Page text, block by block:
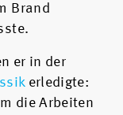
Brand
er in der
erledigte:
die Arbeiten